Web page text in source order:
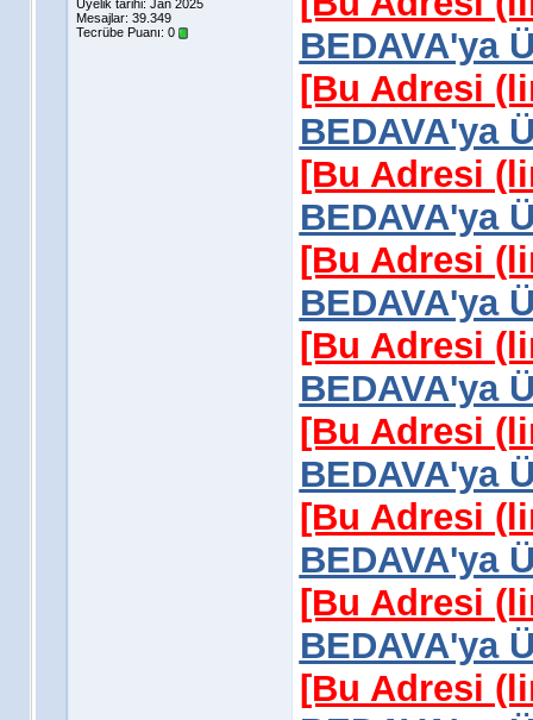
Üyelik tarihi: Jan 2025
Mesajlar: 39.349
Tecrübe Puanı: 0
BEDAVA'ya
[Bu Adresi
BEDAVA'ya
[Bu Adresi
BEDAVA'ya
[Bu Adresi
BEDAVA'ya
[Bu Adresi
BEDAVA'ya
[Bu Adresi
BEDAVA'ya
[Bu Adresi
BEDAVA'ya
[Bu Adresi
BEDAVA'ya
[Bu Adresi